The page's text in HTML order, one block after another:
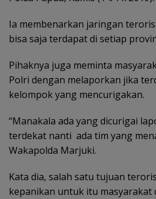
Ia membenarkan jaringan
bisa saja terdapat di setiap
Pihaknya juga meminta
Polri dengan melaporkan jika
kelompok yang mencurigakan.
“Manakala ada yang dicurigai
terdekat nanti ada tim yang
Wakapolda Marjuki.
Kata dia, salah satu tujuan
kepanikan untuk itu masyarakat